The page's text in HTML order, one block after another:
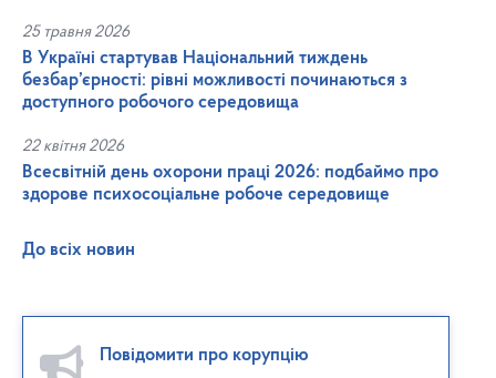
25 травня 2026
В Україні стартував Національний тиждень
безбар’єрності: рівні можливості починаються з
доступного робочого середовища
22 квітня 2026
Всесвітній день охорони праці 2026: подбаймо про
здорове психосоціальне робоче середовище
До всіх новин
Повідомити про корупцію